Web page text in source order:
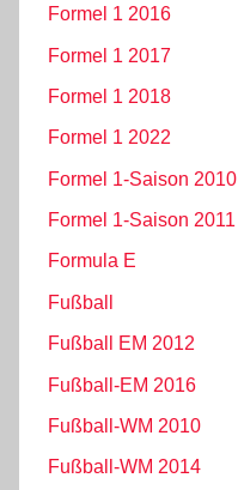
Formel 1 2016
Formel 1 2017
Formel 1 2018
Formel 1 2022
Formel 1-Saison 2010
Formel 1-Saison 2011
Formula E
Fußball
Fußball EM 2012
Fußball-EM 2016
Fußball-WM 2010
Fußball-WM 2014